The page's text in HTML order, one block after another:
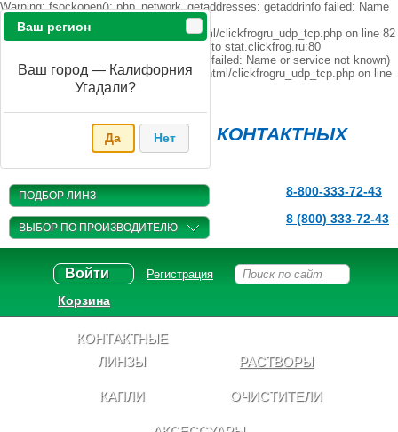
Warning: fsockopen(): php_network_getaddresses: getaddrinfo failed: Name
or service not known in
/home/s/sanaevkf/opticfree.ru/public_html/clickfrogru_udp_tcp.php on line 82
Warning: fsockopen(): unable to connect to stat.clickfrog.ru:80
(php_network_getaddresses: getaddrinfo failed: Name or service not known)
in /home/s/sanaevkf/opticfree.ru/public_html/clickfrogru_udp_tcp.php on line
Магазин КОНТАКТНЫХ
ЛИНЗ
ПОДБОР ЛИНЗ
ВЫБОР ПО ПРОИЗВОДИТЕЛЮ
8-800-333-72-43
8 (800) 333-72-43
Войти Регистрация
Корзина
КОНТАКТНЫЕ
ЛИНЗЫ
РАСТВОРЫ
КАПЛИ ОЧИСТИТЕЛИ
Ваш регион
Ваш город — Калифорния
Угадали?
Да Нет